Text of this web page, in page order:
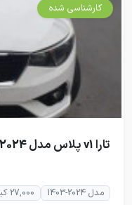
کارشناسی شده
تارا v1 پلاس مدل 2024-1403
مدل 2024-1403 27,000 کیلومتر